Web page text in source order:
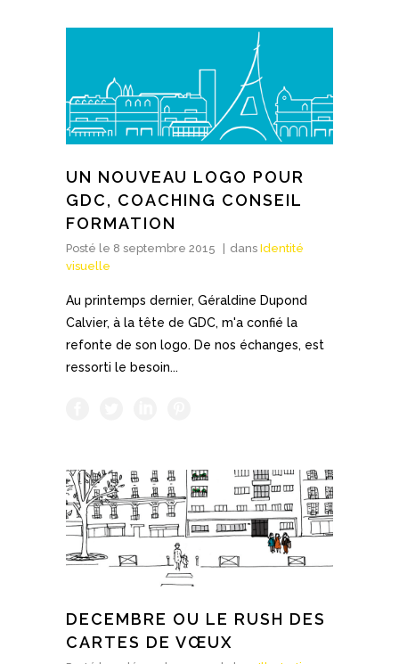
UN NOUVEAU LOGO POUR
GDC, COACHING CONSEIL
FORMATION
Posté le 8 septembre 2015 dans Identité
visuelle
Au printemps dernier, Géraldine Dupond
Calvier, à la tête de GDC, m'a confié la
refonte de son logo. De nos échanges, est
ressorti le besoin...
DECEMBRE OU LE RUSH DES
CARTES DE VŒUX